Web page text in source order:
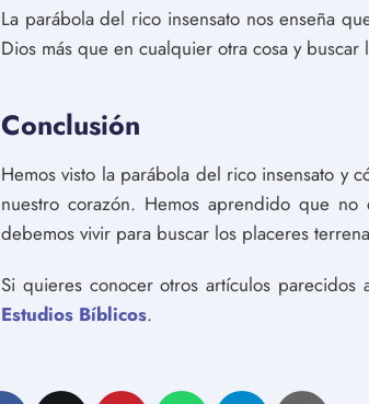
La parábola del rico insensato nos enseña
Dios más que en cualquier otra cosa y
Conclusión
Hemos visto la parábola del rico insensato y
nuestro corazón. Hemos aprendido que
debemos vivir para buscar los placeres
Si quieres conocer otros artículos parecidos
Estudios Bíblicos.